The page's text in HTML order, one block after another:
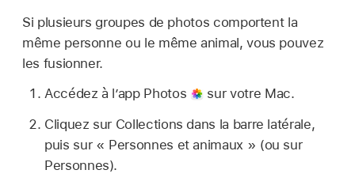
Si plusieurs groupes de photos comportent la
même personne ou le même animal, vous pouvez
les fusionner.
Accédez à l’app Photos
sur votre Mac.
Cliquez sur Collections dans la barre latérale,
puis sur « Personnes et animaux » (ou sur
Personnes).